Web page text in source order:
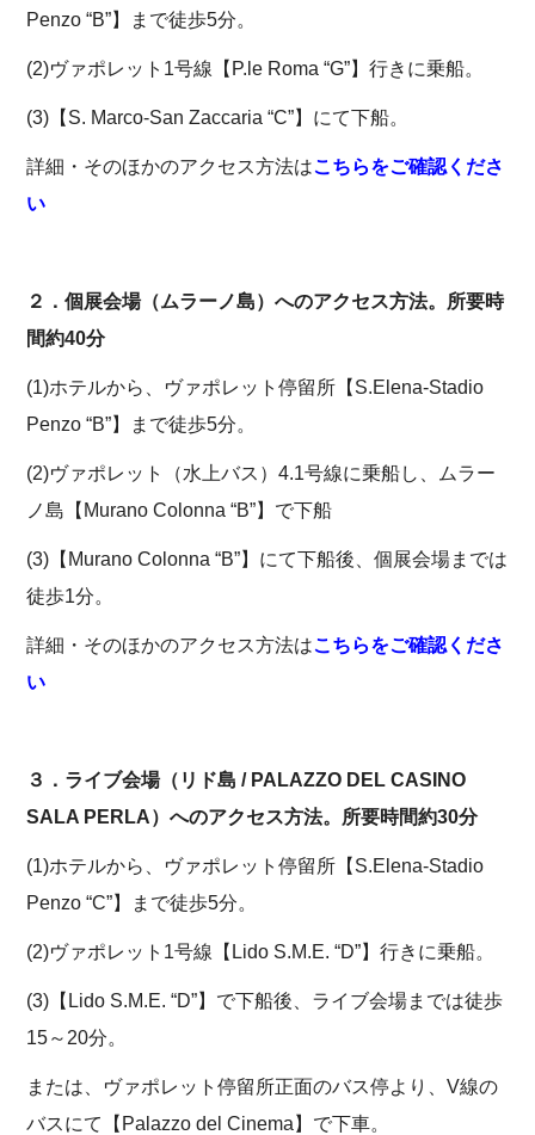
Penzo “B”】まで徒歩5分。
(2)ヴァポレット1号線【P.le Roma “G”】行きに乗船。
(3)【S. Marco-San Zaccaria “C”】にて下船。
詳細・そのほかのアクセス方法はこちらをご確認くださ
い
２．個展会場（ムラーノ島）へのアクセス方法。所要時
間約40分
(1)ホテルから、ヴァポレット停留所【S.Elena-Stadio
Penzo “B”】まで徒歩5分。
(2)ヴァポレット（水上バス）4.1号線に乗船し、ムラー
ノ島【Murano Colonna “B”】で下船
(3)【Murano Colonna “B”】にて下船後、個展会場までは
徒歩1分。
詳細・そのほかのアクセス方法はこちらをご確認くださ
い
３．ライブ会場（リド島 / PALAZZO DEL CASINO
SALA PERLA）へのアクセス方法。所要時間約30分
(1)ホテルから、ヴァポレット停留所【S.Elena-Stadio
Penzo “C”】まで徒歩5分。
(2)ヴァポレット1号線【Lido S.M.E. “D”】行きに乗船。
(3)【Lido S.M.E. “D”】で下船後、ライブ会場までは徒歩
15～20分。
または、ヴァポレット停留所正面のバス停より、V線の
バスにて【Palazzo del Cinema】で下車。